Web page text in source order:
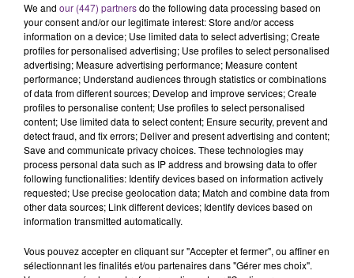
FIL D'ACTU
7 août 2026
LA CENTRALE NUCLÉAIRE DE CHOOZ
TOUJOURS À L'ARRÊT
Cela fait déjà une semaine que la centrale
nucléaire ardennaise est à l'arrêt. Une situation
justifiée par la sécheresse intense qui est toujours
We and our (447) partnersdo the following data processing based on
your consent and/or our legitimate interest: Store and/or access
information on a device; Use limited data to select advertising; Create
profiles for personalised advertising; Use profiles to select personalised
advertising; Measure advertising performance; Measure content
performance; Understand audiences through statistics or combinations
of data from different sources; Develop and improve services; Create
profiles to personalise content; Use profiles to select personalised
content; Use limited data to select content; Ensure security, prevent and
detect fraud, and fix errors; Deliver and present advertising and content;
Save and communicate privacy choices. These technologies may
process personal data such as IP address and browsing data to offer
following functionalities: Identify devices based on information actively
requested; Use precise geolocation data; Match and combine data from
other data sources; Link different devices; Identify devices based on
information transmitted automatically.
Vous pouvez accepter en cliquant sur "Accepter et fermer", ou affiner en
sélectionnant les finalités et/ou partenaires dans "Gérer mes choix".